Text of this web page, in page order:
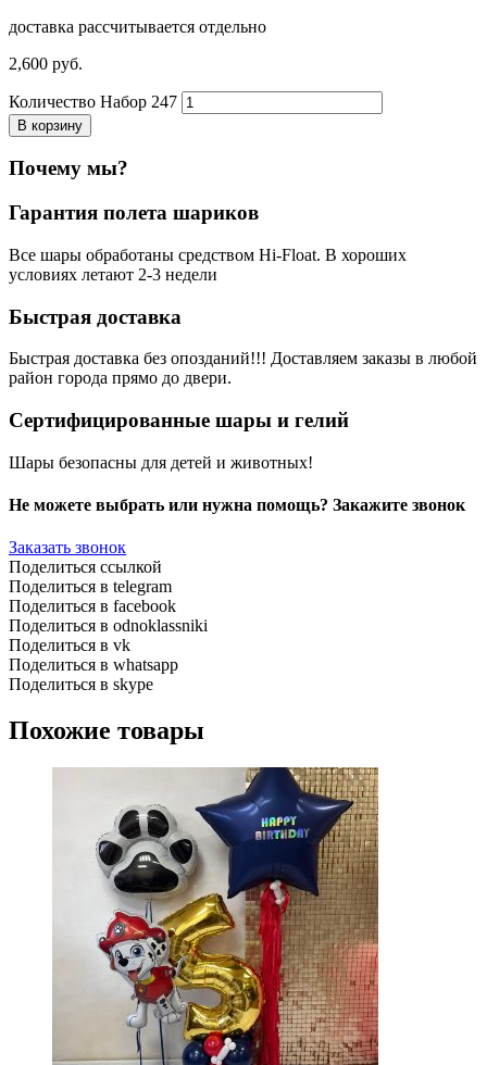
доставка рассчитывается отдельно
2,600 руб.
Количество Набор 247
В корзину
Почему мы?
Гарантия полета шариков
Все шары обработаны средством Hi-Float. В хороших
условиях летают 2-3 недели
Быстрая доставка
Быстрая доставка без опозданий!!! Доставляем заказы в любой
район города прямо до двери.
Сертифицированные шары и гелий
Шары безопасны для детей и животных!
Не можете выбрать или нужна помощь? Закажите звонок
Заказать звонок
Поделиться ссылкой
Поделиться в telegram
Поделиться в facebook
Поделиться в odnoklassniki
Поделиться в vk
Поделиться в whatsapp
Поделиться в skype
Похожие товары